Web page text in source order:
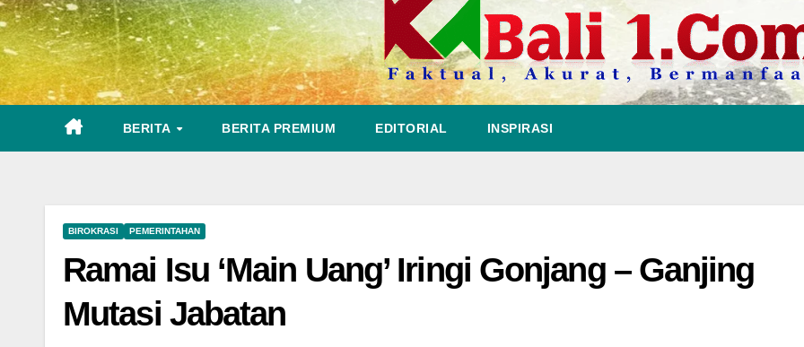
BERITA BERITA PREMIUM EDITORIAL INSPIRASI
BIROKRASI PEMERINTAHAN
Ramai Isu ‘Main Uang’ Iringi Gonjang – Ganjing
Mutasi Jabatan